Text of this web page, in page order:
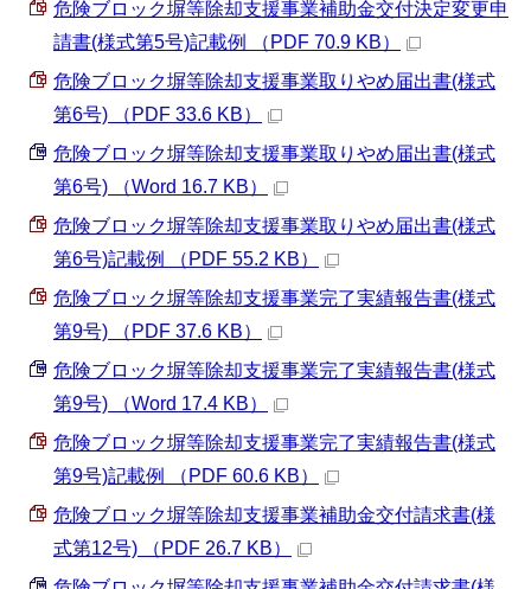
危険ブロック塀等除却支援事業補助金交付決定変更申
請書(様式第5号)記載例 （PDF 70.9 KB）
危険ブロック塀等除却支援事業取りやめ届出書(様式
第6号) （PDF 33.6 KB）
危険ブロック塀等除却支援事業取りやめ届出書(様式
第6号) （Word 16.7 KB）
危険ブロック塀等除却支援事業取りやめ届出書(様式
第6号)記載例 （PDF 55.2 KB）
危険ブロック塀等除却支援事業完了実績報告書(様式
第9号) （PDF 37.6 KB）
危険ブロック塀等除却支援事業完了実績報告書(様式
第9号) （Word 17.4 KB）
危険ブロック塀等除却支援事業完了実績報告書(様式
第9号)記載例 （PDF 60.6 KB）
危険ブロック塀等除却支援事業補助金交付請求書(様
式第12号) （PDF 26.7 KB）